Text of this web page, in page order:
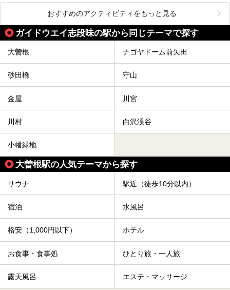
おすすめのアクティビティをもっと見る
ガイドウエイ志段味の駅から同じテーマで探す
大曽根 ナゴヤドーム前矢田
砂田橋 守山
金屋 川宮
川村 白沢渓谷
小幡緑地
大曽根駅の人気テーマから探す
サウナ 駅近（徒歩10分以内）
宿泊 水風呂
格安（1,000円以下） ホテル
お食事・食事処 ひとり旅・一人旅
露天風呂 エステ・マッサージ